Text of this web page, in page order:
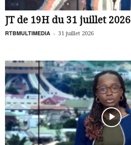
JT de 19H du 31 juillet 2026
RTBMULTIMEDIA - 31 juillet 2026